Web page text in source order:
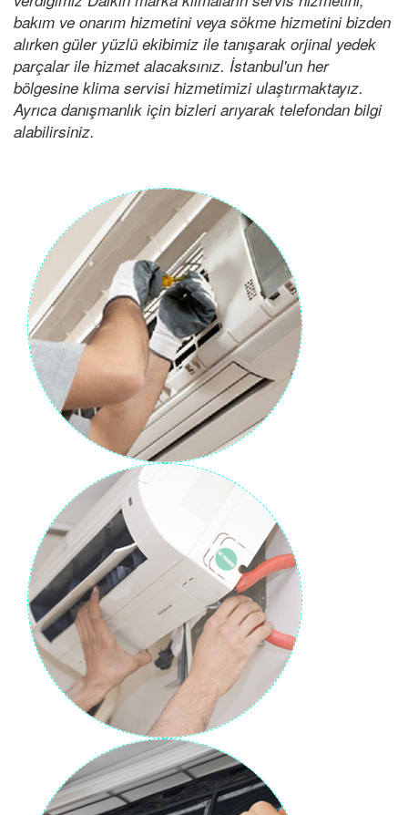
bakım ve onarım hizmetini veya sökme hizmetini bizden
alırken güler yüzlü ekibimiz ile tanışarak orjinal yedek
parçalar ile hizmet alacaksınız. İstanbul'un her
bölgesine klima servisi hizmetimizi ulaştırmaktayız.
Ayrıca danışmanlık için bizleri arıyarak telefondan bilgi
alabilirsiniz.